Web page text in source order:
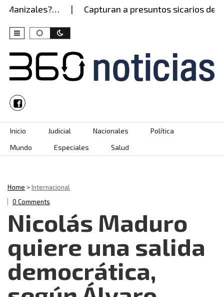
Capturan a presuntos sicarios del
Skip to content
Inicio Judicial Nacionales
Política
Mundo
Especiales Salud
Home >Internacional
0 Comments
Nicolás Maduro
quiere una salida
democrática,